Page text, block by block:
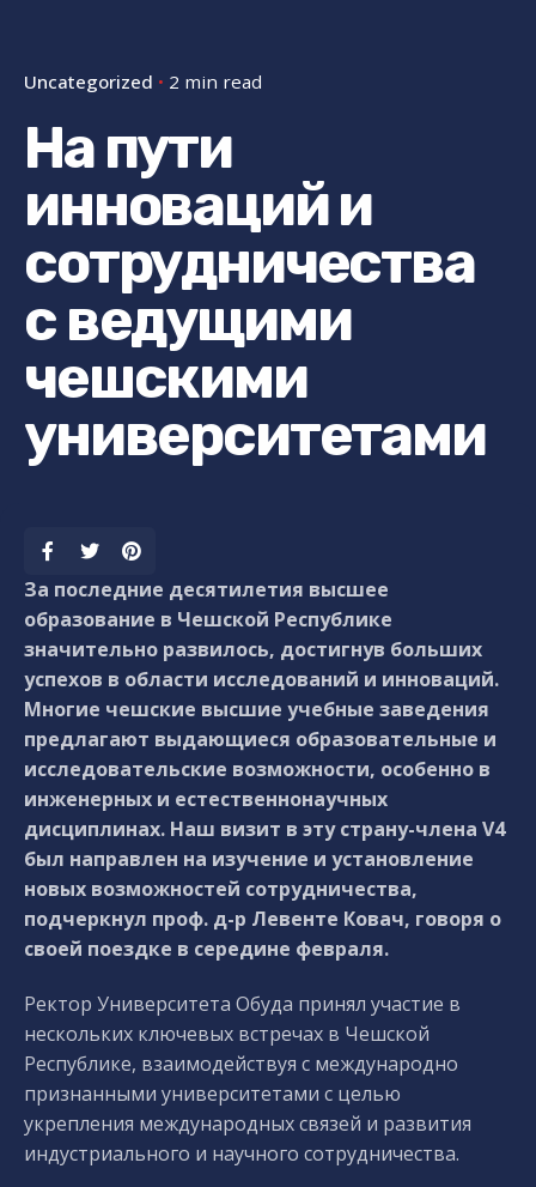
Uncategorized 2 min read
На пути
инноваций и
сотрудничества
с ведущими
чешскими
университетами
За последние десятилетия высшее
образование в Чешской Республике
значительно развилось, достигнув больших
успехов в области исследований и инноваций.
Многие чешские высшие учебные заведения
предлагают выдающиеся образовательные и
исследовательские возможности, особенно в
инженерных и естественнонаучных
дисциплинах. Наш визит в эту страну-члена V4
был направлен на изучение и установление
новых возможностей сотрудничества,
подчеркнул проф. д-р Левенте Ковач, говоря о
своей поездке в середине февраля.
Ректор Университета Обуда принял участие в
нескольких ключевых встречах в Чешской
Республике, взаимодействуя с международно
признанными университетами с целью
укрепления международных связей и развития
индустриального и научного сотрудничества.